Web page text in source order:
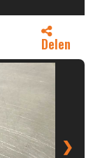
Delen
❯